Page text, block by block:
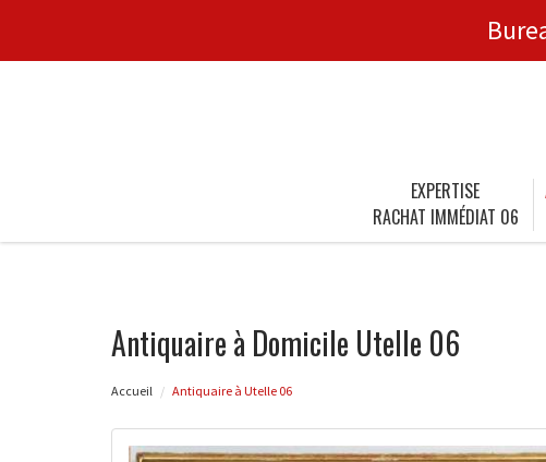
EXPERTISE
RACHAT IMMÉDIAT 06
Antiquaire à Domicile Utelle 06
Accueil Antiquaire à Utelle 06